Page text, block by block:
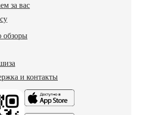
за вас
обзоры
и контакты